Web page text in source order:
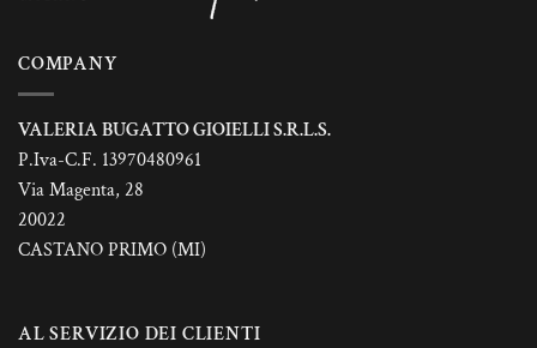
COMPANY
VALERIA BUGATTO GIOIELLI S.R.L.S.
P.Iva-C.F. 13970480961
Via Magenta, 28
20022
CASTANO PRIMO (MI)
AL SERVIZIO DEI CLIENTI